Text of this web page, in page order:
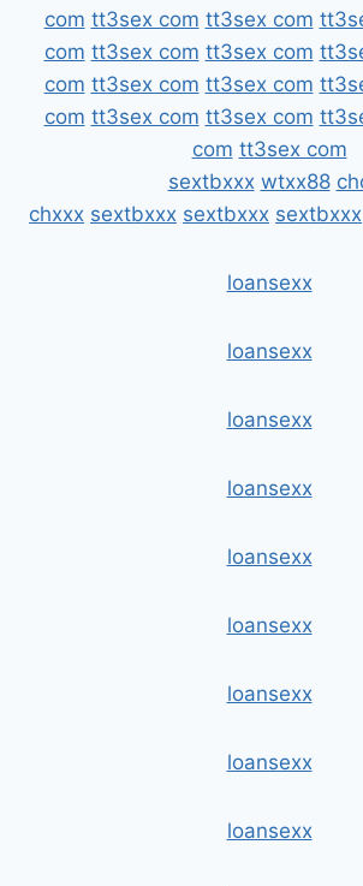
com tt3sex com tt3sex com
com tt3sex com tt3sex com
com tt3sex com tt3sex com
com tt3sex com tt3sex com
com tt3sex com
sextbxxx wtxx88
chxxx sextbxxx sextbxxx sextbxxx
loansexx
loansexx
loansexx
loansexx
loansexx
loansexx
loansexx
loansexx
loansexx